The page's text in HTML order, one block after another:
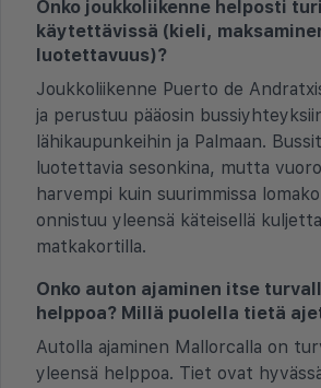
Onko joukkoliikenne helposti
käytettävissä (kieli,
luotettavuus)?
Joukkoliikenne Puerto de
ja perustuu pääosin
lähikaupunkeihin ja Palmaan.
luotettavia sesonkina, mutta
harvempi kuin suurimmissa
onnistuu yleensä käteisellä
matkakortilla.
Onko auton ajaminen itse
helppoa? Millä puolella tietä
Autolla ajaminen Mallorcalla on
yleensä helppoa. Tiet ovat